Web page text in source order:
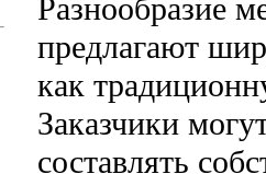
Разнообразие
предлагают
как
Заказчики
составлять